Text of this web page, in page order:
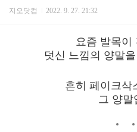
지오닷컴 2022. 9. 27. 21:32
요즘 발목이
덧신 느낌의 양말
흔히 페이크삭
그 양말